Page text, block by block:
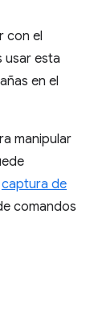
con el
usar esta
en el
manipular
captura de
comandos